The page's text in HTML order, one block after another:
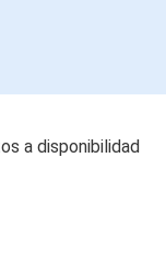
a disponibilidad